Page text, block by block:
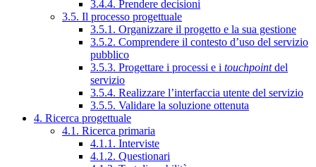
3.4.4. Prendere decisioni
3.5. Il processo progettuale
3.5.1. Organizzare il progetto e la sua gestione
3.5.2. Comprendere il contesto d’uso del servizio
pubblico
3.5.3. Progettare i processi e i touchpointdel
servizio
3.5.4. Realizzare l’interfaccia utente del servizio
3.5.5. Validare la soluzione ottenuta
4. Ricerca progettuale
4.1. Ricerca primaria
4.1.1. Interviste
4.1.2. Questionari